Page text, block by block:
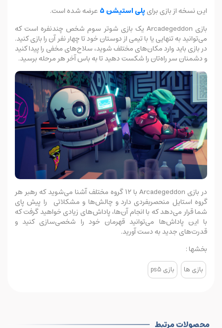
این نسخه از بازی برایپلی استیشن 5
عرضه شده است.
بازی Arcadegeddon یک بازی شوتر سوم شخص چندنفره است که
می‌توانید به تنهایی یا با تیمی از دوستان خود تا چهار نفر آن را بازی کنید.
در بازی باید وارد مکان‌های مختلف شوید، سلاح‌های مخفی را پیدا کنید
و دشمنان سر راه‌تان را شکست دهید تا به باس آخر هر مرحله برسید.
در بازی Arcadegeddon با ۱۲ گروه مختلف آشنا می‌شوید که رهبر هر
گروه استایل منحصربفردی دارد و چالش‌ها و مشکلاتی را پیش پای
شما قرار می‌دهد که با انجام آن‌ها، پاداش‌های زیادی خواهید گرفت که
با این پاداش‌ها می‌توانید قهرمان خود را شخصی‌سازی کنید و
قدرت‌های جدید به دست آورید.
بخشها :
بازی ها بازی ps5
محصولات مرتبط